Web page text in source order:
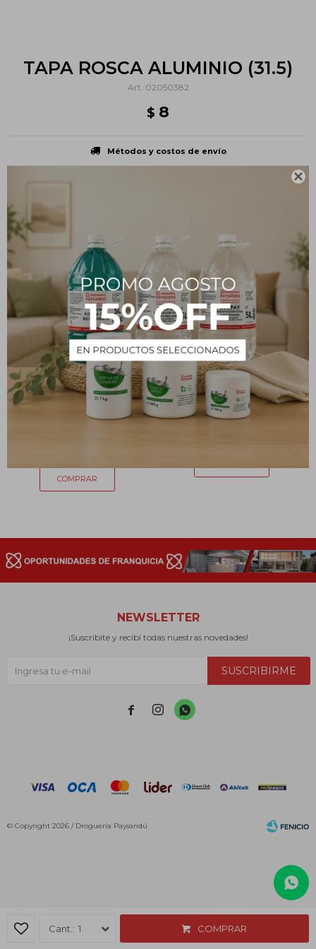

TAPA ROSCA ALUMINIO (31.5)
02050382
$ 8
1 COMPRAR
Métodos y costos de envío
PRODUCTOS QUE TE PUEDEN INTERESAR
TAPA PUSH PULL 28/410
Pabilo 6cm x unidadad
NEWSLETTER
¡Suscribite y recibí todas nuestras novedades!
SUSCRIBIRME
  
© Copyright 2026 / Droguería Paysandú